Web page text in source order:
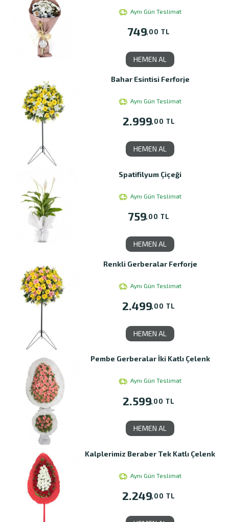
Aynı Gün Teslimat
749,00 TL
HEMEN AL
Bahar Esintisi Ferforje
Aynı Gün Teslimat
2.999,00 TL
HEMEN AL
Spatifilyum Çiçeği
Aynı Gün Teslimat
759,00 TL
HEMEN AL
Renkli Gerberalar Ferforje
Aynı Gün Teslimat
2.499,00 TL
HEMEN AL
Pembe Gerberalar İki Katlı Çelenk
Aynı Gün Teslimat
2.599,00 TL
HEMEN AL
Kalplerimiz Beraber Tek Katlı Çelenk
Aynı Gün Teslimat
2.249,00 TL